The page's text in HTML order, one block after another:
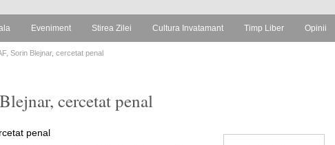
Eveniment Stirea Zilei Cultura Invatamant Timp Liber Opinii
Sorin Blejnar, cercetat penal
cercetat penal